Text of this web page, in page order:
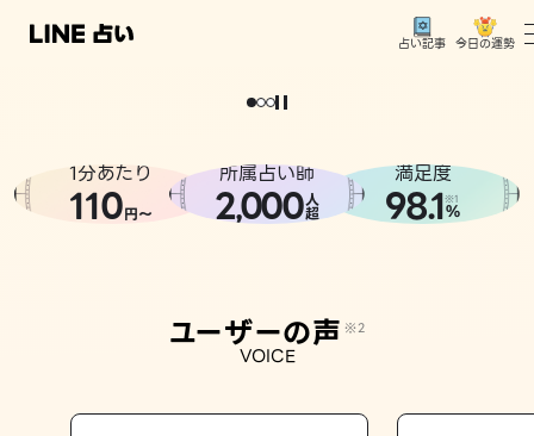
占い記事 今日の運勢
相談事例
どうせなら
。
1分あたり
110円〜
所属占い師
2,000人
超
満足度
98.1※1
%
ユーザーの声 ※2
VOICE